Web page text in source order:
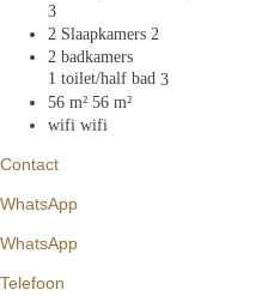
3
2 Slaapkamers 2
2 badkamers
1 toilet/half bad 3
56 m² 56 m²
wifi wifi
Contact
WhatsApp
WhatsApp
Telefoon